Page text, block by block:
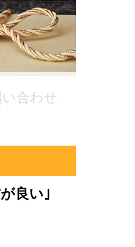
合わせ
良い｣